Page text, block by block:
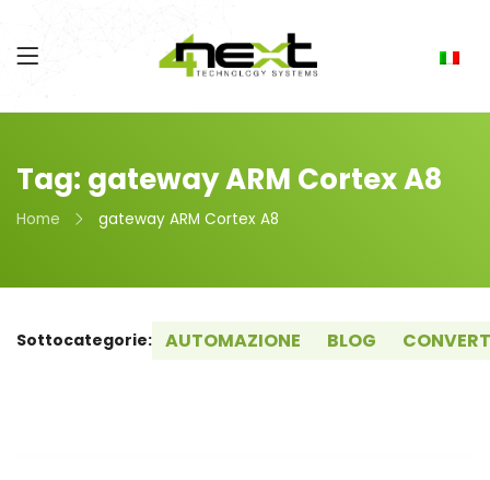
Tag: gateway ARM Cortex A8
Home gateway ARM Cortex A8
Sottocategorie: AUTOMAZIONE BLOG